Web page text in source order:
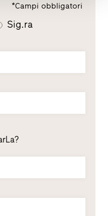
*Campi obbligatori
Sig.ra